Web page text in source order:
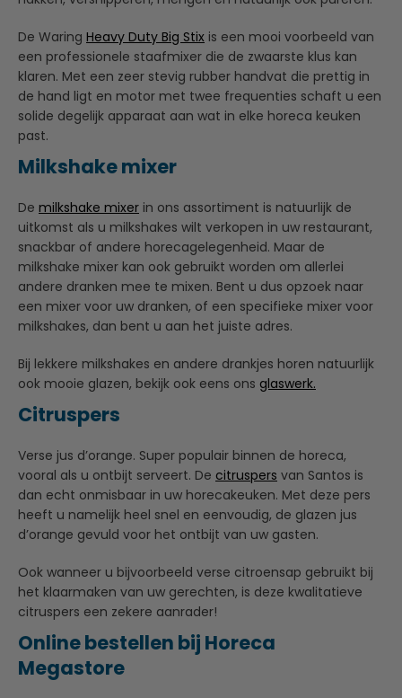
De Waring Heavy Duty Big Stix is een mooi voorbeeld van
een professionele staafmixer die de zwaarste klus kan
klaren. Met een zeer stevig rubber handvat die prettig in
de hand ligt en motor met twee frequenties schaft u een
solide degelijk apparaat aan wat in elke horeca keuken
past.
Milkshake mixer
De milkshake mixer in ons assortiment is natuurlijk de
uitkomst als u milkshakes wilt verkopen in uw restaurant,
snackbar of andere horecagelegenheid. Maar de
milkshake mixer kan ook gebruikt worden om allerlei
andere dranken mee te mixen. Bent u dus opzoek naar
een mixer voor uw dranken, of een specifieke mixer voor
milkshakes, dan bent u aan het juiste adres.
Bij lekkere milkshakes en andere drankjes horen natuurlijk
ook mooie glazen, bekijk ook eens ons glaswerk.
Citruspers
Verse jus d’orange. Super populair binnen de horeca,
vooral als u ontbijt serveert. De citruspers van Santos is
dan echt onmisbaar in uw horecakeuken. Met deze pers
heeft u namelijk heel snel en eenvoudig, de glazen jus
d’orange gevuld voor het ontbijt van uw gasten.
Ook wanneer u bijvoorbeeld verse citroensap gebruikt bij
het klaarmaken van uw gerechten, is deze kwalitatieve
citruspers een zekere aanrader!
Online bestellen bij Horeca
Megastore